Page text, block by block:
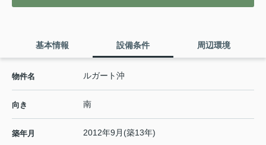
基本情報 設備条件 周辺環境
物件名 ルガート沖
向き 南
築年月 2012年9月(築13年)